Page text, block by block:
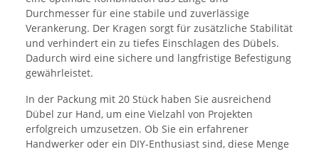
Durchmesser für eine stabile und zuverlässige
Verankerung. Der Kragen sorgt für zusätzliche Stabilität
und verhindert ein zu tiefes Einschlagen des Dübels.
Dadurch wird eine sichere und langfristige Befestigung
gewährleistet.
In der Packung mit 20 Stück haben Sie ausreichend
Dübel zur Hand, um eine Vielzahl von Projekten
erfolgreich umzusetzen. Ob Sie ein erfahrener
Handwerker oder ein DIY-Enthusiast sind, diese Menge